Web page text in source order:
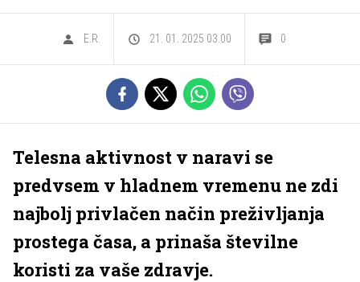
E.R. 21. 01. 2025 03.00 0
Telesna aktivnost v naravi se
predvsem v hladnem vremenu ne zdi
najbolj privlačen način preživljanja
prostega časa, a prinaša številne
koristi za vaše zdravje.